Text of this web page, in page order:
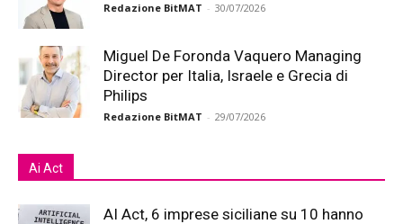
Redazione BitMAT - 30/07/2026
Miguel De Foronda Vaquero Managing
Director per Italia, Israele e Grecia di
Philips
Redazione BitMAT - 29/07/2026
Ai Act
AI Act, 6 imprese siciliane su 10 hanno